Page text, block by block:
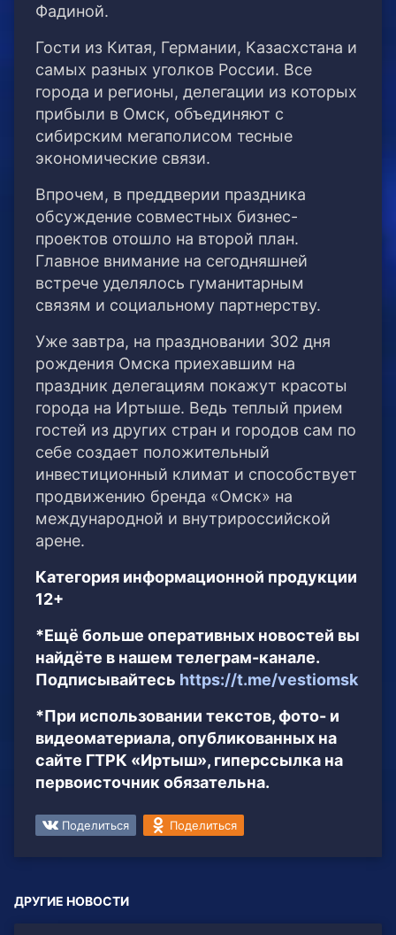
Фадиной.
Гости из Китая, Германии, Казасхстана и
самых разных уголков России. Все
города и регионы, делегации из которых
прибыли в Омск, объединяют с
сибирским мегаполисом тесные
экономические связи.
Впрочем, в преддверии праздника
обсуждение совместных бизнес-
проектов отошло на второй план.
Главное внимание на сегодняшней
встрече уделялось гуманитарным
связям и социальному партнерству.
Уже завтра, на праздновании 302 дня
рождения Омска приехавшим на
праздник делегациям покажут красоты
города на Иртыше. Ведь теплый прием
гостей из других стран и городов сам по
себе создает положительный
инвестиционный климат и способствует
продвижению бренда «Омск» на
международной и внутрироссийской
арене.
Категория информационной продукции
12+
*Ещё больше оперативных новостей вы
найдёте в нашем телеграм-канале.
Подписывайтесь https://t.me/vestiomsk
*При использовании текстов, фото- и
видеоматериала, опубликованных на
сайте ГТРК «Иртыш», гиперссылка на
первоисточник обязательна.
Поделиться Поделиться
ДРУГИЕ НОВОСТИ